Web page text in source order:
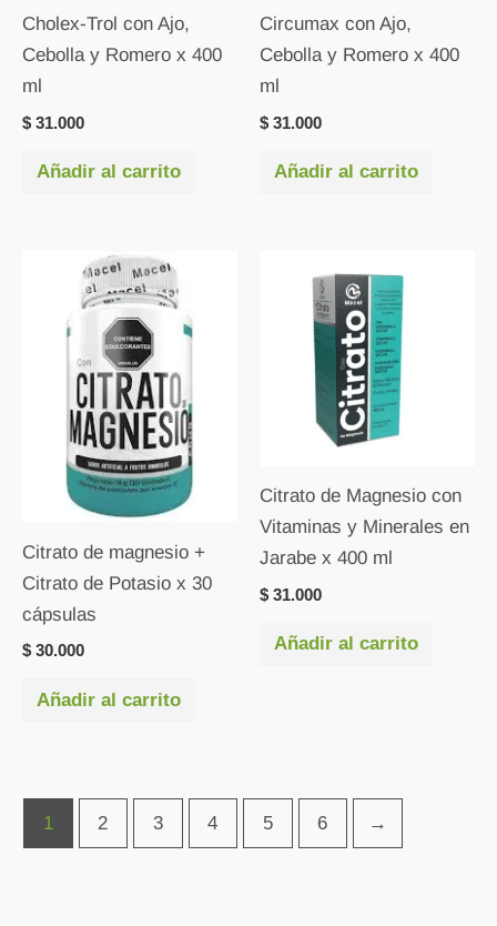
Cholex-Trol con Ajo,
Cebolla y Romero x 400
ml
$ 31.000
Añadir al carrito
Circumax con Ajo,
Cebolla y Romero x 400
ml
$ 31.000
Añadir al carrito
Citrato de magnesio +
Citrato de Potasio x 30
cápsulas
$ 30.000
Añadir al carrito
Citrato de Magnesio con
Vitaminas y Minerales en
Jarabe x 400 ml
$ 31.000
Añadir al carrito
1 2 3 4 5 6 →